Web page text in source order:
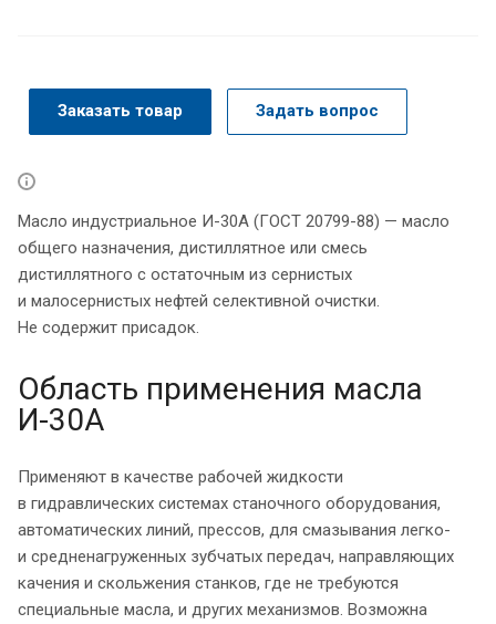
Заказать товар Задать вопрос
Масло индустриальное И-30А (ГОСТ 20799-88) — масло
общего назначения, дистиллятное или смесь
дистиллятного с остаточным из сернистых
и малосернистых нефтей селективной очистки.
Не содержит присадок.
Область применения масла
И-30А
Применяют в качестве рабочей жидкости
в гидравлических системах станочного оборудования,
автоматических линий, прессов, для смазывания легко-
и средненагруженных зубчатых передач, направляющих
качения и скольжения станков, где не требуются
специальные масла, и других механизмов. Возможна